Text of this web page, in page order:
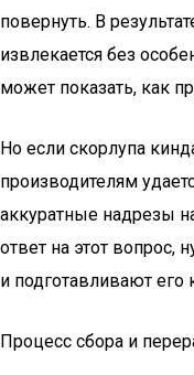
повернуть. В
извлекается без
может показать, как
Но если скорлупа
производителям
аккуратные надрезы
ответ на этот вопрос,
и подготавливают его
Процесс сбора и